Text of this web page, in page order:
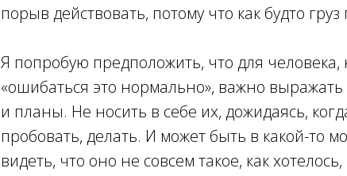
порыв действовать, потому что как будто груз
Я попробую предположить, что для человека,
«ошибаться это нормально», важно
и планы. Не носить в себе их, дожидаясь,
пробовать, делать. И может быть в какой-то
видеть, что оно не совсем такое, как